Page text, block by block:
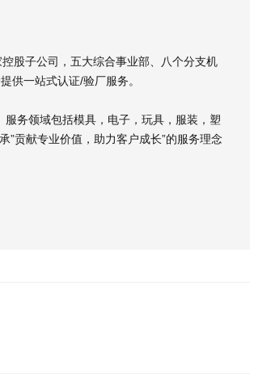
股子公司，五大综合事业部、八个分支机
供一站式认证/验厂服务。
务领域包括模具，电子，玩具，服装，塑
贡献专业价值，助力客户成长”的服务理念